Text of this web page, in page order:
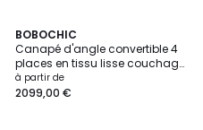
BOBOCHIC
Canapé d'angle convertible 4
places en tissu lisse couchage
160x200 cm, COCOONE
à partir de
2099,00 €
8
Couleurs